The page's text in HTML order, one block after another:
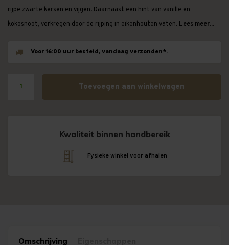
rijpe zwarte kersen en vijgen. Daarnaast een hint van vanille en
kokosnoot, verkregen door de rijping in eikenhouten vaten. Lees meer...
Voor 16:00 uur besteld, vandaag verzonden*.
Toevoegen aan winkelwagen
Kwaliteit binnen handbereik
Fysieke winkel voor afhalen
Omschrijving